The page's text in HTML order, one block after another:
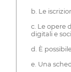
b. Le
c. Le opere
digitali e
d. È
e. Una